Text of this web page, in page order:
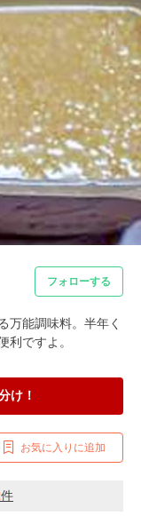
フォローする
万能調味料。半年く
利ですよ。
け！
お気に入りに追加
件